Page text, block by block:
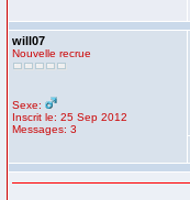
will07
Nouvelle recrue
Sexe:
Inscrit le: 25 Sep 2012
Messages: 3